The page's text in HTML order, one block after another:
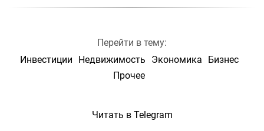
Перейти в тему:
Инвестиции
Недвижимость Экономика
Бизнес
Прочее
Читать в Telegram